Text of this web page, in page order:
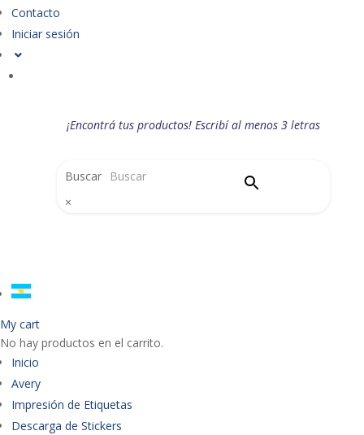
Contacto
Iniciar sesión
¡Encontrá tus productos! Escribí al menos 3 letras
Buscar
×
My cart
No hay productos en el carrito.
Inicio
Avery
Impresión de Etiquetas
Descarga de Stickers